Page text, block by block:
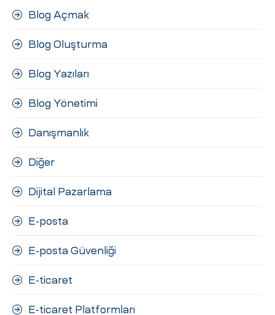
Blog Açmak
Blog Oluşturma
Blog Yazıları
Blog Yönetimi
Danışmanlık
Diğer
Dijital Pazarlama
E-posta
E-posta Güvenliği
E-ticaret
E-ticaret Platformları